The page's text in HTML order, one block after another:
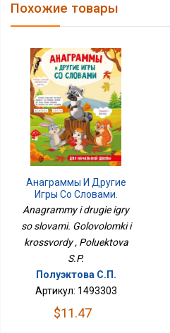
Похожие товары
Анаграммы И Другие
Игры Со Словами.
Головоломки И
Кроссворды
Anagrammy i drugie igry
so slovami. Golovolomki i
krossvordy , Poluektova
S.P.
Полуэктова С.П.
Артикул: 1493303
$11.47